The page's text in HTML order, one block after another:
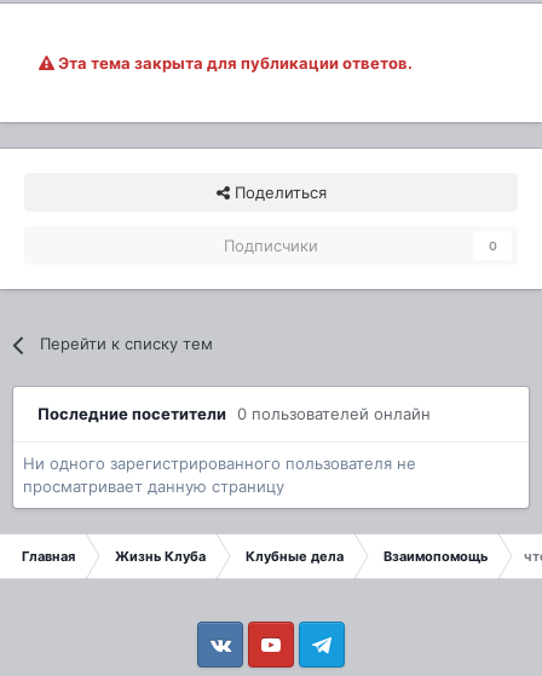
Эта тема закрыта для публикации ответов.
Поделиться
Подписчики 0
Перейти к списку тем
Последние посетители 0 пользователей онлайн
Ни одного зарегистрированного пользователя не
просматривает данную страницу
Главная Жизнь Клуба Клубные дела Взаимопомощь
VkontakteYouTube Telegram